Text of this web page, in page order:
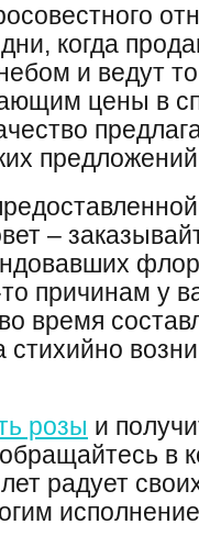
когда
и ведут
цены в
–
причинам у
время
стихийно
розы и
в
радует